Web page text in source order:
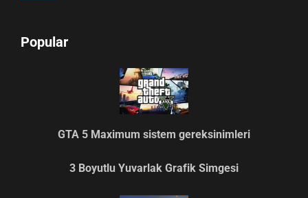
Popular
GTA 5 Maximum sistem gereksinimleri
3 Boyutlu Yuvarlak Grafik Simgesi